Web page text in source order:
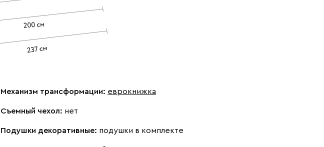
Механизм трансформации: еврокнижка
Съемный чехол: нет
Подушки декоративные: подушки в комплекте